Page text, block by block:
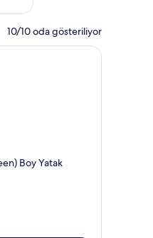
10/10 oda gösteriliyor
takımı, yastık yüzeyli yatak,
Boy Yatak